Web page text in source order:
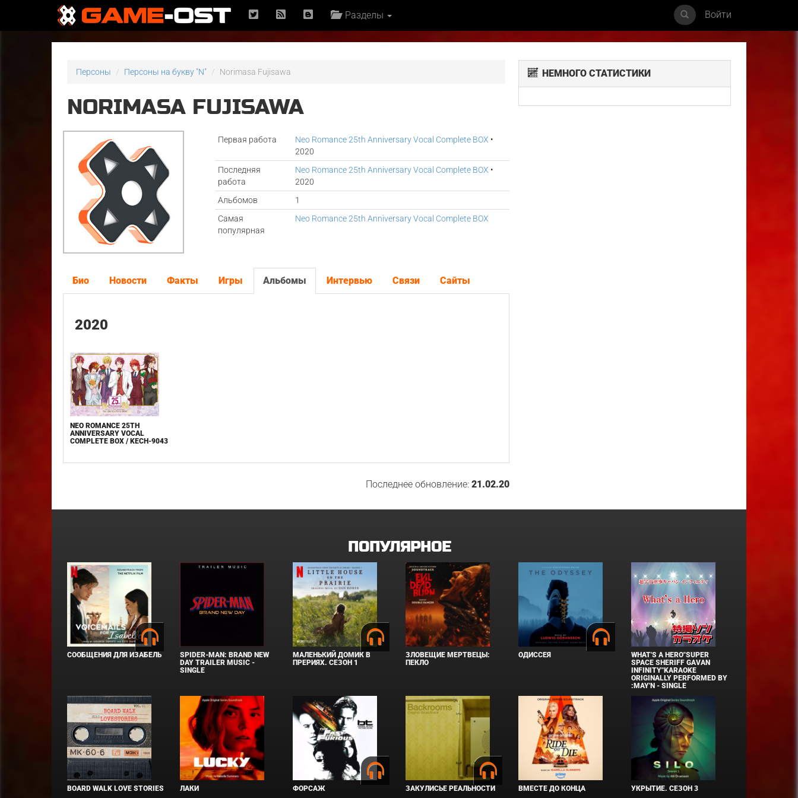
Разделы Войти
Персоны Персоны на букву "N" Norimasa Fujisawa
NORIMASA FUJISAWA
Первая работа Neo Romance 25th Anniversary Vocal Complete BOX •
2020
Последняя
работа
Neo Romance 25th Anniversary Vocal Complete BOX •
2020
Альбомов
1
Самая
популярная
Neo Romance 25th Anniversary Vocal Complete BOX
Био Новости Факты Игры Альбомы Интервью Связи Сайты
2020
NEO ROMANCE 25TH
ANNIVERSARY VOCAL
COMPLETE BOX / KECH-9043
Последнее обновление: 21.02.20
НЕМНОГО СТАТИСТИКИ
ПОПУЛЯРНОЕ
СООБЩЕНИЯ ДЛЯ ИЗАБЕЛЬ
SPIDER-MAN: BRAND NEW
DAY TRAILER MUSIC -
SINGLE
МАЛЕНЬКИЙ ДОМИК В
ПРЕРИЯХ. СЕЗОН 1
ЗЛОВЕЩИЕ МЕРТВЕЦЫ:
ПЕКЛО
ОДИССЕЯ
WHAT'S A HERO"SUPER
SPACE SHERIFF GAVAN
INFINITY"KARAOKE
ORIGINALLY PERFORMED BY
:MAY'N - SINGLE
BOARD WALK LOVE STORIES ЛАКИ ФОРСАЖ ЗАКУЛИСЬЕ РЕАЛЬНОСТИ ВМЕСТЕ ДО КОНЦА УКРЫТИЕ. СЕЗОН 3